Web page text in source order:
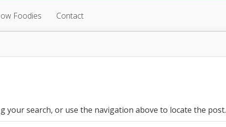
Foodies Contact
search, or use the navigation above to locate the post.